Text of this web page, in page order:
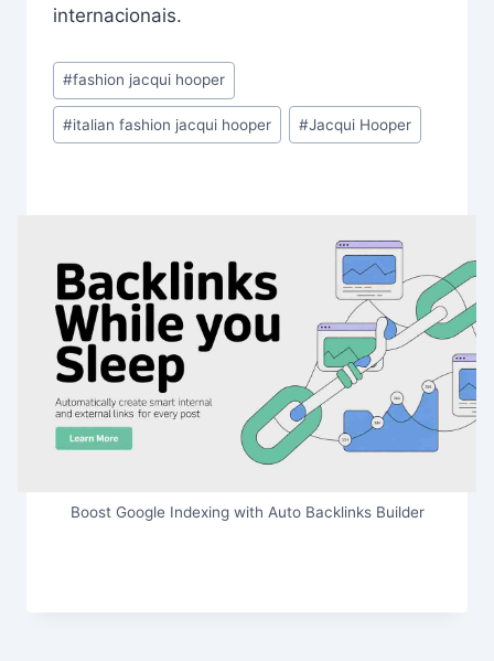
internacionais.
Post
Tags:
#fashion jacqui hooper
#italian fashion jacqui hooper #Jacqui Hooper
Boost Google Indexing with Auto Backlinks Builder